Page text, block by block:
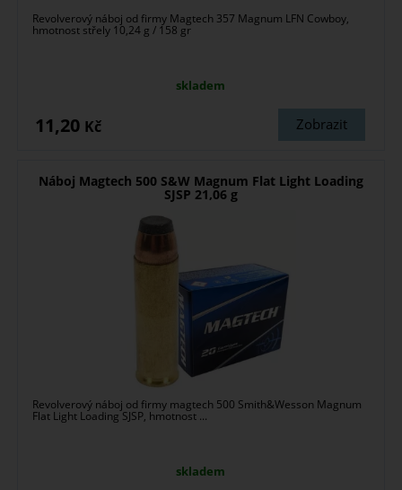
Revolverový náboj od firmy Magtech 357 Magnum LFN Cowboy,
hmotnost střely 10,24 g / 158 gr
skladem
Zobrazit
11,20 Kč
Náboj Magtech 500 S&W Magnum Flat Light Loading
SJSP 21,06 g
Revolverový náboj od firmy magtech 500 Smith&Wesson Magnum
Flat Light Loading SJSP, hmotnost ...
skladem